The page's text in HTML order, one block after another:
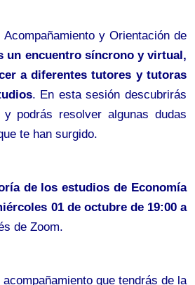
y Orientación de
un encuentro síncrono y virtual,
a diferentes tutores y tutoras
. En esta sesión descubrirás
podrás resolver algunas dudas
te han surgido.
de los estudios de Economía
01 de octubre de 19:00 a
de Zoom.
que tendrás de la